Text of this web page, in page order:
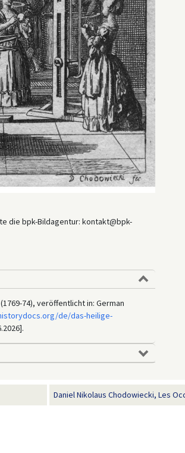
die bpk-Bildagentur: kontakt@bpk-
74), veröffentlicht in: German
de/das-heilige-
Daniel Nikolaus Chodowiecki, Les